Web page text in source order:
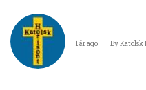
Pater
Joseph
Maria
1 år ago ByKatolsk